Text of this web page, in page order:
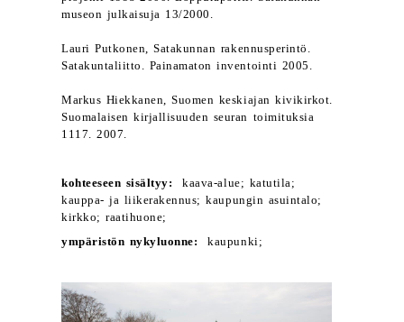
museon julkaisuja 13/2000.
Lauri Putkonen, Satakunnan rakennusperintö.
Satakuntaliitto. Painamaton inventointi 2005.
Markus Hiekkanen, Suomen keskiajan kivikirkot.
Suomalaisen kirjallisuuden seuran toimituksia
1117. 2007.
kohteeseen sisältyy: kaava-alue; katutila;
kauppa- ja liikerakennus; kaupungin asuintalo;
kirkko; raatihuone;
ympäristön nykyluonne: kaupunki;